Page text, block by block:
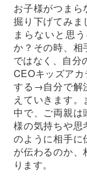
お子様がつまら
掘り下げてみま
まらないと思
か？その時、相
ではなく、自分
CEOキッズア
する→自分で解
えていきます
中で、ご両親
様の気持ちや思
のように相手に
が伝わるのか
ります。